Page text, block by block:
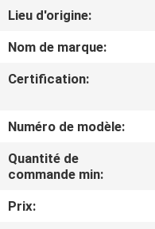
SUJET
DE
NOUS
VISITE
D'USINE
CONTRÔLE
Lieu d'origine:
Nom de marque:
Certification:
Numéro de modèle:
Quantité de
commande min:
Prix: